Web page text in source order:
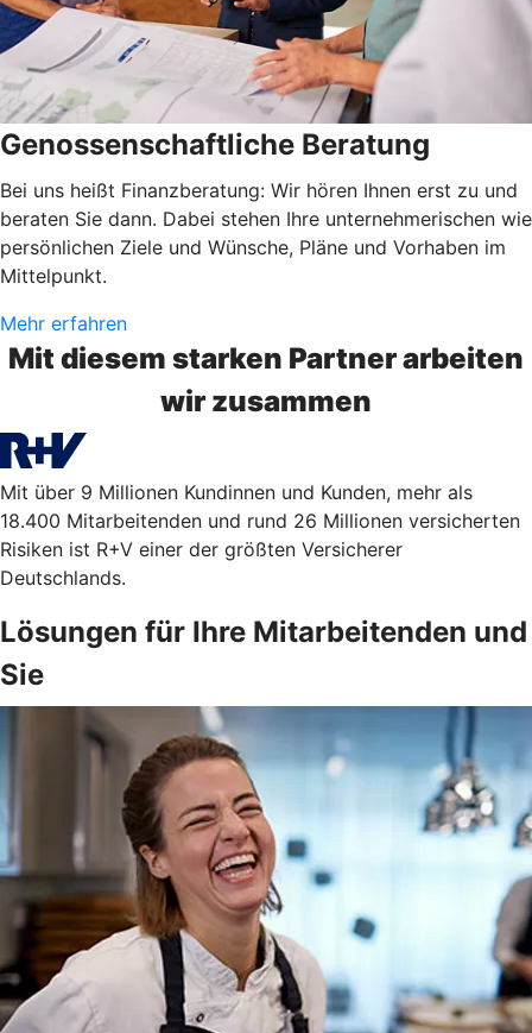
Genossenschaftliche Beratung
Bei uns heißt Finanzberatung: Wir hören Ihnen erst zu und
beraten Sie dann. Dabei stehen Ihre unternehmerischen wie
persönlichen Ziele und Wünsche, Pläne und Vorhaben im
Mittelpunkt.
Mehr erfahren
Mit diesem starken Partner arbeiten
wir zusammen
Mit über 9 Millionen Kundinnen und Kunden, mehr als
18.400 Mitarbeitenden und rund 26 Millionen versicherten
Risiken ist R+V einer der größten Versicherer
Deutschlands.
Lösungen für Ihre Mitarbeitenden und
Sie